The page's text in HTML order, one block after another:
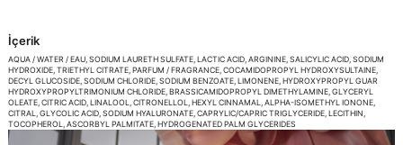
İçerik
AQUA / WATER / EAU, SODIUM LAURETH SULFATE, LACTIC ACID, ARGININE, SALICYLIC ACID, SODIUM
HYDROXIDE, TRIETHYL CITRATE, PARFUM / FRAGRANCE, COCAMIDOPROPYL HYDROXYSULTAINE,
DECYL GLUCOSIDE, SODIUM CHLORIDE, SODIUM BENZOATE, LIMONENE, HYDROXYPROPYL GUAR
HYDROXYPROPYLTRIMONIUM CHLORIDE, BRASSICAMIDOPROPYL DIMETHYLAMINE, GLYCERYL
OLEATE, CITRIC ACID, LINALOOL, CITRONELLOL, HEXYL CINNAMAL, ALPHA-ISOMETHYL IONONE,
CITRAL, GLYCOLIC ACID, SODIUM HYALURONATE, CAPRYLIC/CAPRIC TRIGLYCERIDE, LECITHIN,
TOCOPHEROL, ASCORBYL PALMITATE, HYDROGENATED PALM GLYCERIDES